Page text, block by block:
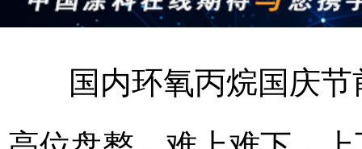
国内环氧丙烷国庆节